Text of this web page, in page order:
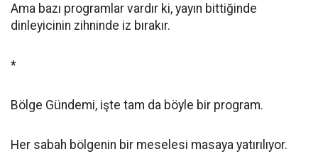
Ama bazı programlar vardır ki, yayın bittiğinde
dinleyicinin zihninde iz bırakır.
*
Bölge Gündemi, işte tam da böyle bir program.
Her sabah bölgenin bir meselesi masaya yatırılıyor.